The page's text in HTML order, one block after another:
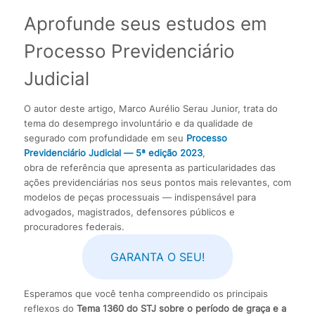
Aprofunde seus estudos em
Processo Previdenciário
Judicial
O autor deste artigo, Marco Aurélio Serau Junior, trata do
tema do desemprego involuntário e da qualidade de
segurado com profundidade em seu Processo
Previdenciário Judicial — 5ª edição 2023,
obra de referência que apresenta as particularidades das
ações previdenciárias nos seus pontos mais relevantes, com
modelos de peças processuais — indispensável para
advogados, magistrados, defensores públicos e
procuradores federais.
GARANTA O SEU!
Esperamos que você tenha compreendido os principais
reflexos do Tema 1360 do STJ sobre o período de graça e a